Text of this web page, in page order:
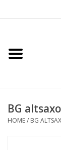
Home
Reparaties en
BG
HOME/ BG